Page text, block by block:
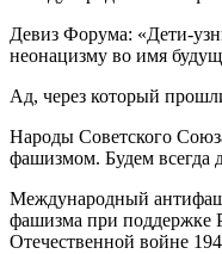
Девиз Форума: «Дети-
неонацизму во имя
Ад, через который
Народы Советского
фашизмом. Будем всегда
Международный
фашизма при поддержке
Отечественной войне